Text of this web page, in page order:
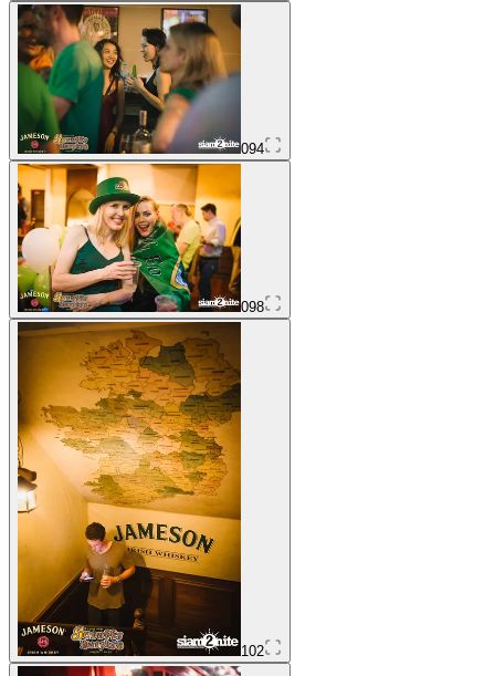
094
098
102